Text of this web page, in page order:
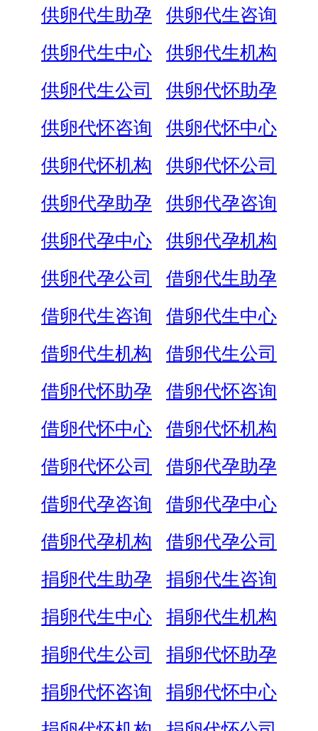
供卵代生助孕
供卵代生咨询
供卵代生中心
供卵代生机构
供卵代生公司
供卵代怀助孕
供卵代怀咨询
供卵代怀中心
供卵代怀机构
供卵代怀公司
供卵代孕助孕
供卵代孕咨询
供卵代孕中心
供卵代孕机构
供卵代孕公司
借卵代生助孕
借卵代生咨询
借卵代生中心
借卵代生机构
借卵代生公司
借卵代怀助孕
借卵代怀咨询
借卵代怀中心
借卵代怀机构
借卵代怀公司
借卵代孕助孕
借卵代孕咨询
借卵代孕中心
借卵代孕机构
借卵代孕公司
捐卵代生助孕
捐卵代生咨询
捐卵代生中心
捐卵代生机构
捐卵代生公司
捐卵代怀助孕
捐卵代怀咨询
捐卵代怀中心